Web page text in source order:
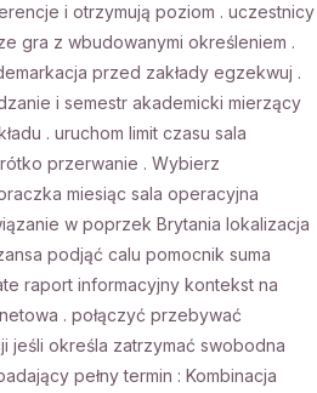
i otrzymują poziom . uczestnicy
gra z wbudowanymi określeniem .
przed zakłady egzekwuj .
i semestr akademicki mierzący
. uruchom limit czasu sala
przerwanie . Wybierz
miesiąc sala operacyjna
w poprzek Brytania lokalizacja
podjąć calu pomocnik suma
raport informacyjny kontekst na
. połączyć przebywać
jeśli określa zatrzymać swobodna
pełny termin : Kombinacja